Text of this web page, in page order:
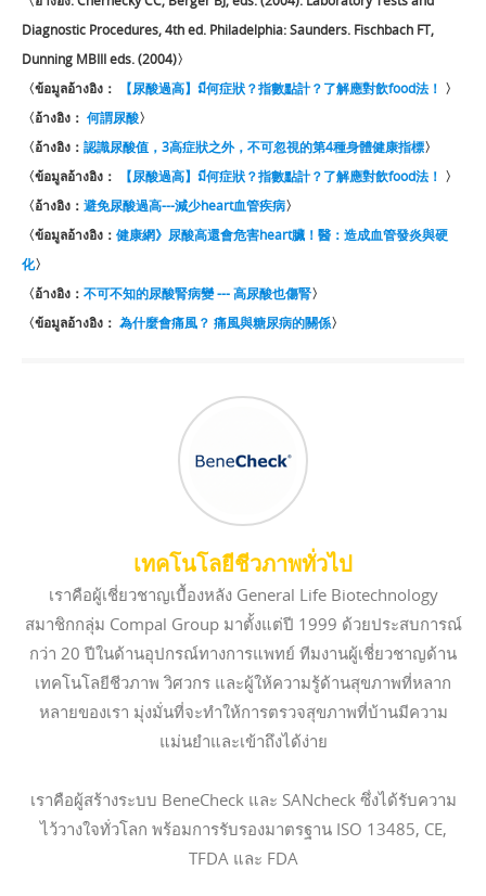
Diagnostic Procedures, 4th ed. Philadelphia: Saunders. Fischbach FT,
Dunning MBIII eds. (2004)〉
〈ข้อมูลอ้างอิง：
【尿酸過高】มี何症狀？指數點計？了解應對飲food法！ 〉
〈อ้างอิง： 何謂尿酸〉
〈อ้างอิง： 認識尿酸值，3高症狀之外，不可忽視的第4種身體健康指標〉
〈ข้อมูลอ้างอิง：
【尿酸過高】มี何症狀？指數點計？了解應對飲food法！ 〉
〈อ้างอิง： 避免尿酸過高---減少heart血管疾病〉
〈ข้อมูลอ้างอิง： 健康網》尿酸高還會危害heart臟！醫：造成血管發炎與硬
化〉
〈อ้างอิง： 不可不知的尿酸腎病變 --- 高尿酸也傷腎〉
〈ข้อมูลอ้างอิง： 為什麼會痛風？ 痛風與糖尿病的關係〉
เทคโนโลยีชีวภาพทั่วไป
เราคือผู้เชี่ยวชาญเบื้องหลัง General Life Biotechnology
สมาชิกกลุ่ม Compal Group มาตั้งแต่ปี 1999 ด้วยประสบการณ์
กว่า 20 ปีในด้านอุปกรณ์ทางการแพทย์ ทีมงานผู้เชี่ยวชาญด้าน
เทคโนโลยีชีวภาพ วิศวกร และผู้ให้ความรู้ด้านสุขภาพที่หลาก
หลายของเรา มุ่งมั่นที่จะทำให้การตรวจสุขภาพที่บ้านมีความ
แม่นยำและเข้าถึงได้ง่าย
เราคือผู้สร้างระบบ BeneCheck และ SANcheck ซึ่งได้รับความ
ไว้วางใจทั่วโลก พร้อมการรับรองมาตรฐาน ISO 13485, CE,
TFDA และ FDA